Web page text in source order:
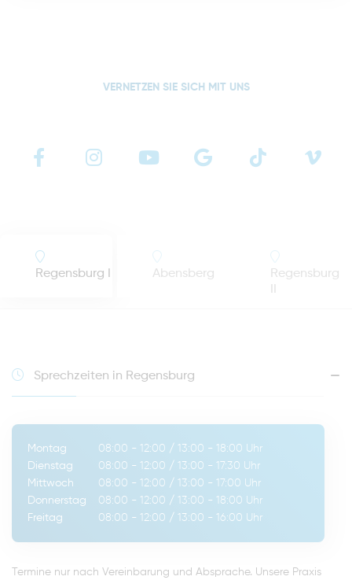
VERNETZEN SIE SICH MIT UNS
Regensburg I Abensberg
Regensburg
Sprechzeiten in Regensburg
Montag 08:00 - 12:00 / 13:00 - 18:00 Uhr
Dienstag
08:00 - 12:00 / 13:00 - 17:30 Uhr
Mittwoch
08:00 - 12:00 / 13:00 - 17:00 Uhr
Donnerstag
08:00 - 12:00 / 13:00 - 18:00 Uhr
Freitag
08:00 - 12:00 / 13:00 - 16:00 Uhr
Termine nur nach Vereinbarung und Absprache. Unsere Praxis